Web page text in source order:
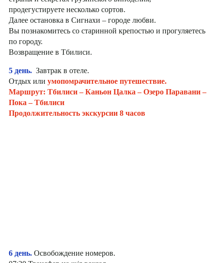
продегустируете несколько сортов.
Далее остановка в Сигнахи – городе любви.
Вы познакомитесь со старинной крепостью и прогуляетесь
по городу.
Возвращение в Тбилиси.
5 день. Завтрак в отеле.
Отдых или умопомрачительное путешествие.
Маршрут: Тбилиси – Каньон Цалка – Озеро Паравани –
Пока – Тбилиси
Продолжительность экскурсии 8 часов
6 день. Освобождение номеров.